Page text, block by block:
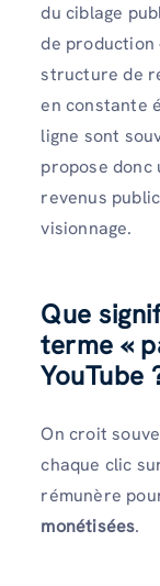
du ciblage
de production
structure de
en constante
ligne sont
propose donc
revenus
visionnage.
Que
terme «
YouTube
On croit
chaque clic
rémunère
monétisées.